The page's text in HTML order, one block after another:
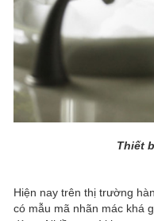
Thiết
Hiện nay trên thị trường
có mẫu mã nhãn mác khá